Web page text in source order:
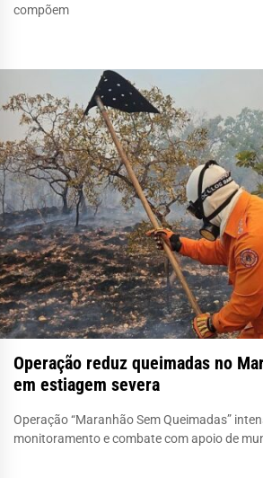
compõem
Operação reduz queimadas no
em estiagem severa
Operação “Maranhão Sem Queimadas”
monitoramento e combate com apoio de